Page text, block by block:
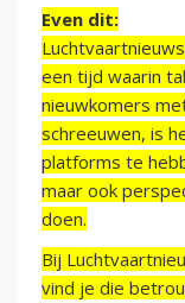
Even dit:
een tijd waarin
nieuwkomers
schreeuwen, is
platforms te
maar ook
doen.
Bij
vind je die